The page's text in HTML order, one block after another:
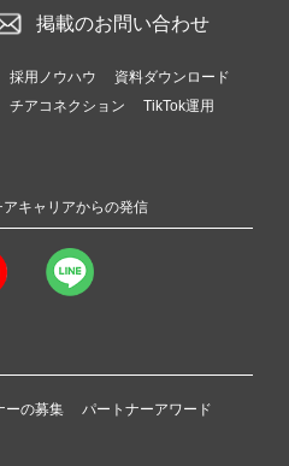
掲載のお問い合わせ
採用ノウハウ
資料ダウンロード
チアコネクション
TikTok運用
アキャリアからの発信
ーの募集 パートナーアワード